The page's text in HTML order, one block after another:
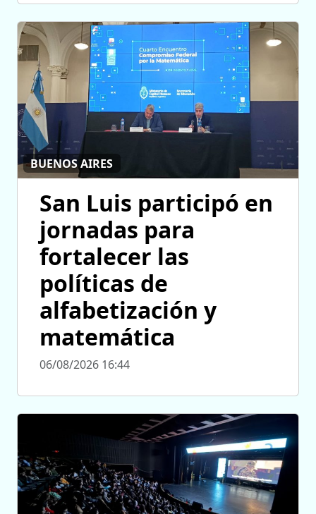
BUENOS AIRES
San Luis participó en
jornadas para
fortalecer las
políticas de
alfabetización y
matemática
06/08/2026 16:44